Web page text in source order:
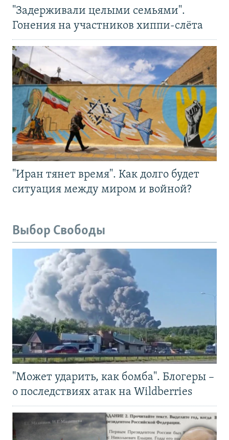
"Задерживали целыми семьями".
Гонения на участников хиппи-слёта
"Иран тянет время". Как долго будет
ситуация между миром и войной?
Выбор Свободы
"Может ударить, как бомба". Блогеры –
о последствиях атак на Wildberries